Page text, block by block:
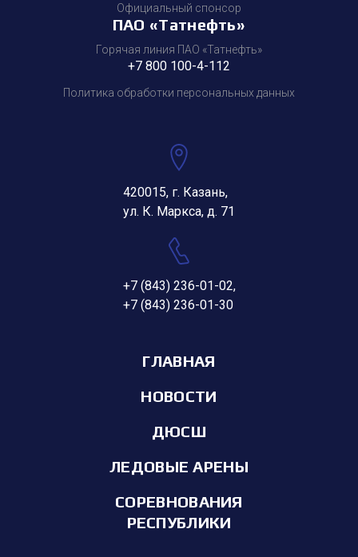
Официальный спонсор
ПАО «Татнефть»
Горячая линия ПАО «Татнефть»
+7 800 100-4-112
Политика обработки персональных данных
420015, г. Казань,
ул. К. Маркса, д. 71
+7 (843) 236-01-02,
+7 (843) 236-01-30
ГЛАВНАЯ
НОВОСТИ
ДЮСШ
ЛЕДОВЫЕ АРЕНЫ
СОРЕВНОВАНИЯ
РЕСПУБЛИКИ